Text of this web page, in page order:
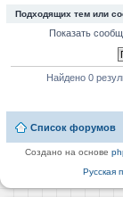
Подходящих тем или
Показать
Найдено 0
Список форумов
Создано на основе
Русская